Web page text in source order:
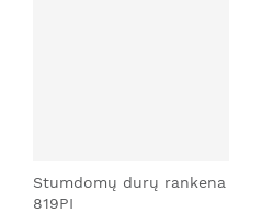
Stumdomų durų rankena
819PI